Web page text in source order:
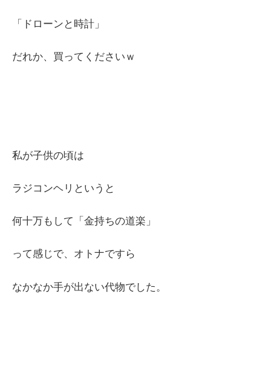
「ドローンと時計」
だれか、買ってくださいｗ
私が子供の頃は
ラジコンヘリというと
何十万もして「金持ちの道楽」
って感じで、オトナですら
なかなか手が出ない代物でした。